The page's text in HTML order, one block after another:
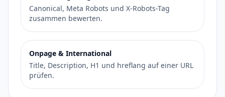
Canonical, Meta Robots und X-Robots-Tag
zusammen bewerten.
Onpage & International
Title, Description, H1 und hreflang auf einer URL
prüfen.